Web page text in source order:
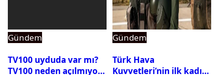
Gündem
TV100 uyduda var mı?
TV100 neden açılmıyor?
Gündem
Türk Hava
Kuvvetleri’nin ilk kadın